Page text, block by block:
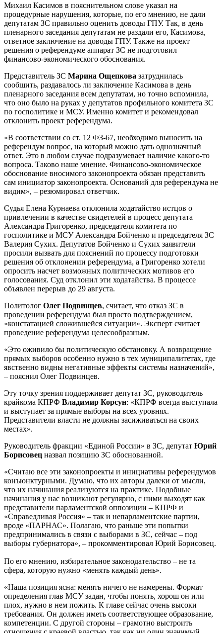
Михаил Касимов в пояснительном слове указал на
процедурные нарушения, которые, по его мнению, не дали
депутатам ЗС правильно оценить доводы ГПУ. Так, в день
пленарного заседания депутатам не раздали его, Касимова,
ответное заключение на доводы ГПУ. Также на проект
решения о референдуме аппарат ЗС не подготовил
финансово-экономического обоснования.
Представитель ЗС Марина Ощепкова затруднилась
сообщить, раздавалось ли заключение Касимова в день
пленарного заседания всем депутатам, но точно вспомнила,
что оно было на руках у депутатов профильного комитета ЗС
по госполитике и МСУ. Именно комитет и рекомендовал
отклонить проект референдума.
«В соответствии со ст. 12 ФЗ-67, необходимо выносить на
референдум вопрос, на который можно дать однозначный
ответ. Это в любом случае подразумевает наличие какого-то
вопроса. Таково наше мнение. Финансово-экономическое
обоснование вносимого законопроекта обязан представить
сам инициатор законопроекта. Оснований для референдума не
видим», – резюмировал ответчик.
Судья Елена Курнаева отклонила ходатайство истцов о
привлечении в качестве свидетелей в процесс депутата
Александра Григоренко, председателя комитета по
госполитике и МСУ Александра Бойченко и председателя ЗС
Валерия Сухих. Депутатов Бойченко и Сухих заявители
просили вызвать для пояснений по процессу подготовки
решения об отклонении референдума, а Григоренко хотели
опросить насчет возможных политических мотивов его
голосования. Суд отклонил эти ходатайства. В процессе
объявлен перерыв до 29 августа.
Политолог Олег Подвинцев, считает, что отказ ЗС в
проведении референдума был просто подтверждением,
«констатацией сложившейся ситуации». Эксперт считает
проведение референдума целесообразным.
«Это оживило бы политическую обстановку. А возвращение
прямых выборов особенно нужно в тех муниципалитетах, где
явственно видны негативные эффекты системы назначений»,
– пояснил Олег Подвинцев.
Эту точку зрения поддерживает депутат ЗС, руководитель
крайкома КПРФ Владимир Корсун: «КПРФ всегда выступала
и выступает за прямые выборы на всех уровнях.
Представители власти не должны засиживаться на своих
местах».
Руководитель фракции «Единой России» в ЗС, депутат Юрий
Борисовец назвал позицию ЗС обоснованной.
«Считаю все эти законопроекты и инициативы референдумов
конъюнктурными. Думаю, что их авторы далеки от мысли,
что их начинания реализуются на практике. Подобные
начинания у нас возникают регулярно, с ними выходят как
представители парламентской оппозиции – КПРФ и
«Справедливая Россия» – так и непарламентские партии,
вроде «ПАРНАС». Полагаю, что раньше эти попытки
предпринимались в связи с выборами в ЗС, сейчас – под
выборы губернатора», – прокомментировал Юрий Борисовец.
По его мнению, избирательное законодательство – не та
сфера, которую нужно «менять каждый день».
«Наша позиция ясна: менять ничего не намерены. Формат
определения глав МСУ задан, чтобы понять, хорош он или
плох, нужно в нем пожить. К главе сейчас очень высоки
требования. Он должен иметь соответствующее образование,
компетенции. С другой стороны – грамотно выстроить